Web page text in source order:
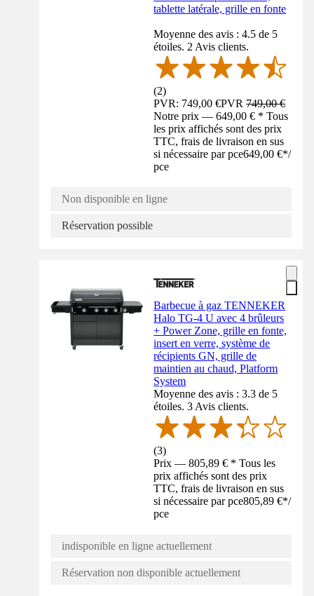
tablette latérale, grille en fonte
Moyenne des avis : 4.5 de 5
étoiles. 2 Avis clients.
(2)
PVR: 749,00 €PVR749,00 €
Notre prix — 649,00 € * Tous
les prix affichés sont des prix
TTC, frais de livraison en sus
si nécessaire par pce649,00 €*/
pce
Non disponible en ligne
Réservation possible
Barbecue à gaz TENNEKER
Halo TG-4 U avec 4 brûleurs
+ Power Zone, grille en fonte,
insert en verre, système de
récipients GN, grille de
maintien au chaud, Platform
System
Moyenne des avis : 3.3 de 5
étoiles. 3 Avis clients.
(3)
Prix — 805,89 € * Tous les
prix affichés sont des prix
TTC, frais de livraison en sus
si nécessaire par pce805,89 €*/
pce
indisponible en ligne actuellement
Réservation non disponible actuellement